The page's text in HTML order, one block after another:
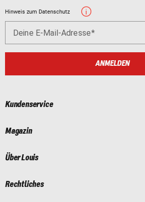
Hinweis zum Datenschutz
Deine E-Mail-Adresse
ANMELDEN
Kundenservice
Magazin
Über Louis
Rechtliches